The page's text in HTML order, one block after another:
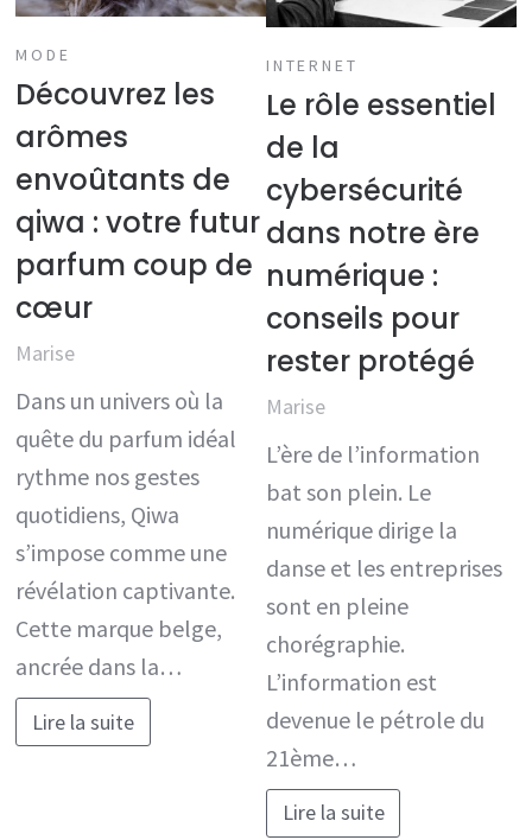
MODE
Découvrez les
arômes
envoûtants de
qiwa : votre futur
parfum coup de
cœur
Marise
Dans un univers où la
quête du parfum idéal
rythme nos gestes
quotidiens, Qiwa
s’impose comme une
révélation captivante.
Cette marque belge,
ancrée dans la…
Lire la suite
INTERNET
Le rôle essentiel
de la
cybersécurité
dans notre ère
numérique :
conseils pour
rester protégé
Marise
L’ère de l’information
bat son plein. Le
numérique dirige la
danse et les entreprises
sont en pleine
chorégraphie.
L’information est
devenue le pétrole du
21ème…
Lire la suite